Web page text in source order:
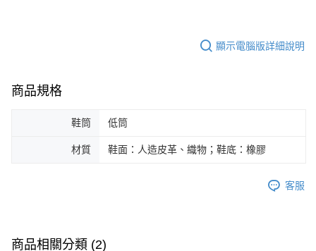
顯示電腦版詳細說明
商品規格
鞋筒 低筒
材質 鞋面：人造皮革、織物；鞋底：橡膠
客服
商品相關分類 (2)